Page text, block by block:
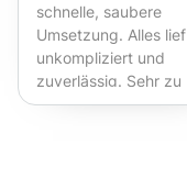
schnelle, saubere
Umsetzung. Alles lief
unkompliziert und
zuverlässig. Sehr zu
empfehlen!